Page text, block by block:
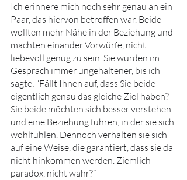
Ich erinnere mich noch sehr genau an ein
Paar, das hiervon betroffen war. Beide
wollten mehr Nähe in der Beziehung und
machten einander Vorwürfe, nicht
liebevoll genug zu sein. Sie wurden im
Gespräch immer ungehaltener, bis ich
sagte: “Fällt Ihnen auf, dass Sie beide
eigentlich genau das gleiche Ziel haben?
Sie beide möchten sich besser verstehen
und eine Beziehung führen, in der sie sich
wohlfühlen. Dennoch verhalten sie sich
auf eine Weise, die garantiert, dass sie da
nicht hinkommen werden. Ziemlich
paradox, nicht wahr?”